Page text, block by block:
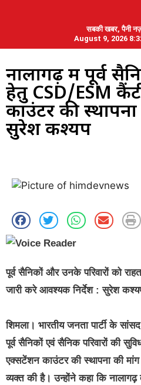
सबकी खबर, पैनी
August 9, 2026
नालागढ़ में पूर्व
हेतु CSD/ESM
काउंटर की
सुरेश कश्यप
पूर्व सैनिकों और उनके परिवारों को
जारी करे आवश्यक निर्देश : सुरेश
शिमला। भारतीय जनता पार्टी के
पूर्व सैनिकों एवं सैनिक परिवारों की
एक्सटेंशन काउंटर की स्थापना की
व्यक्त की है। उन्होंने कहा कि